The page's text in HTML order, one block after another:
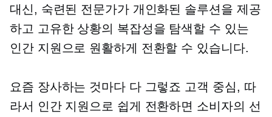
대신, 숙련된 전문가가 개인화된 솔루션을 제공
하고 고유한 상황의 복잡성을 탐색할 수 있는
인간 지원으로 원활하게 전환할 수 있습니다.
요즘 장사하는 것마다 다 그렇죠 고객 중심, 따
라서 인간 지원으로 쉽게 전환하면 소비자의 선